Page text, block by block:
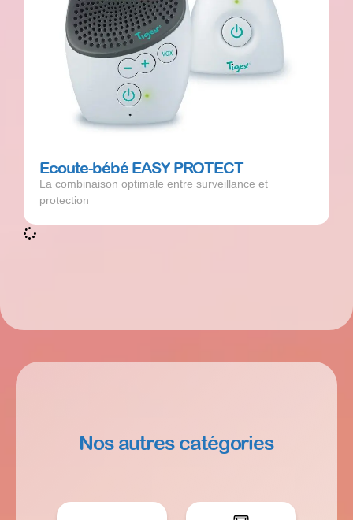
Ecoute-bébé EASY PROTECT
La combinaison optimale entre surveillance et
protection
Nos autres catégories